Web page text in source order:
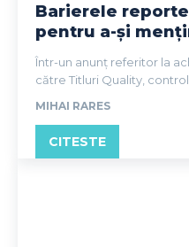
Barierele
pentru a-și
Într-un anunț referitor la
către Titluri Quality,
MIHAI RARES
CITESTE